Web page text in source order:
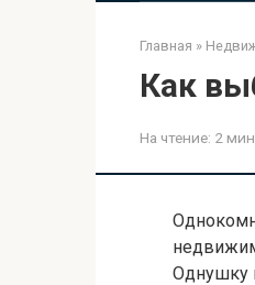
Главная »
Как
На чтение: 2 мин
Однушку